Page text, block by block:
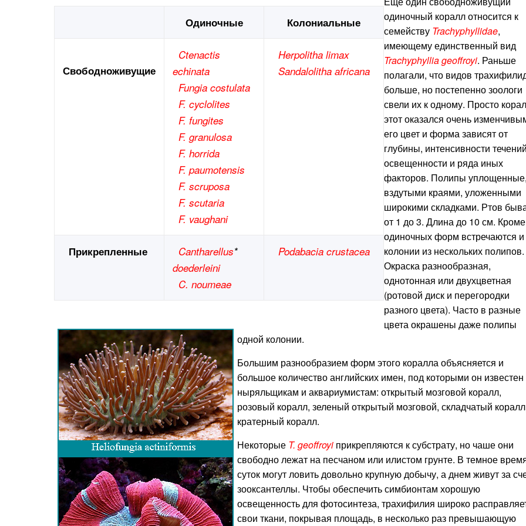
Одиночные Колониальные
Свободноживущие
Ctenactis
echinata
Fungia costulata
F. cyclolites
F. fungites
F. granulosa
F. horrida
F. paumotensis
F. scruposa
F. scutaria
F. vaughani
Herpolitha limax
Sandalolitha аfricana
Прикрепленные Cantharellus*
doederleini
C. noumeae
Podabacia crustacea
одиночный коралл относится к
семейству Trachyphyllidae,
имеющему единственный вид
Trachyphyllia geoffroyi. Раньше
полагали, что видов
больше, но постепенно зоологи
свели их к одному. Просто
этот оказался очень
его цвет и форма зависят от
глубины, интенсивности
освещенности и ряда иных
факторов. Полипы
вздутыми краями, уложенными
широкими складками. Ртов
от 1 до 3. Длина до 10 см. Кроме
одиночных форм встречаются и
колонии из нескольких полипов.
Окраска разнообразная,
однотонная или двухцветная
(ротовой диск и перегородки
разного цвета). Часто в разные
цвета окрашены даже полипы
одной колонии.
Большим разнообразием форм этого коралла объясняется и
большое количество английских имен, под которыми он известен
ныряльщикам и аквариумистам: открытый мозговой коралл,
розовый коралл, зеленый открытый мозговой, складчатый
кратерный коралл.
Некоторые T. geoffroyi прикрепляются к субстрату, но чаше они
свободно лежат на песчаном или илистом грунте. В темное
суток могут ловить довольно крупную добычу, а днем живут за
зооксантеллы. Чтобы обеспечить симбионтам хорошую
освещенность для фотосинтеза, трахифилия широко
свои ткани, покрывая площадь, в несколько раз превышающую